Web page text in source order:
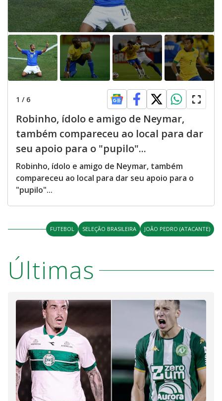
1 / 6
Robinho, ídolo e amigo de Neymar,
também compareceu ao local para dar
seu apoio para o "pupilo"...
Robinho, ídolo e amigo de Neymar, também
compareceu ao local para dar seu apoio para o
"pupilo"...
FUTEBOL SELEÇÃO BRASILEIRA JOÃO PEDRO (ATACANTE)
Últimas